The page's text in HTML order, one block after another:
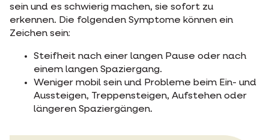
sein und es schwierig machen, sie sofort zu
erkennen. Die folgenden Symptome können ein
Zeichen sein:
Steifheit nach einer langen Pause oder nach
einem langen Spaziergang.
Weniger mobil sein und Probleme beim Ein- und
Aussteigen, Treppensteigen, Aufstehen oder
längeren Spaziergängen.